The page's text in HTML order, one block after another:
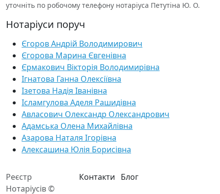
уточніть по робочому телефону нотаріуса Петутіна Ю. О.
Нотаріуси поруч
Єгоров Андрій Володимирович
Єгорова Марина Євгенівна
Єрмакович Вікторія Володимирівна
Ігнатова Ганна Олексіївна
Ізетова Надія Іванівна
Ісламгулова Аделя Рашидівна
Авласович Олександр Олександрович
Адамська Олена Михайлівна
Азарова Наталя Ігорівна
Алексашина Юлія Борисівна
Реєстр
Нотаріусів ©
Контакти Блог